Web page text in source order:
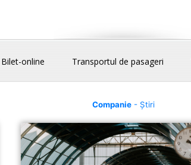
Bilet-online Transportul de pasageri
Companie- Știri